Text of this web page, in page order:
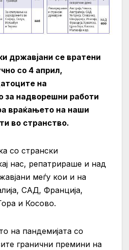
државјани се вратени
со 4 април,
на
за надворешни работи
враќањето на наши
во странство.
со странски
нас, репатрираше и над
меѓу кои и на
САД, Франција,
и Косово.
на пандемијата со
гранични премини на